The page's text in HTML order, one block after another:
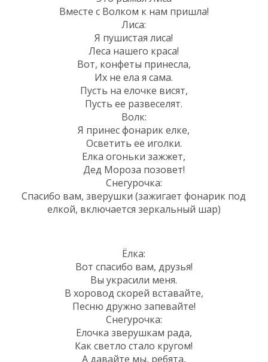
Вместе с Волком к нам пришла!
Лиса:
Я пушистая лиса!
Леса нашего краса!
Вот, конфеты принесла,
Их не ела я сама.
Пусть на елочке висят,
Пусть ее развеселят.
Волк:
Я принес фонарик елке,
Осветить ее иголки.
Елка огоньки зажжет,
Дед Мороза позовет!
Снегурочка:
Спасибо вам, зверушки (зажигает фонарик под
елкой, включается зеркальный шар)
Ёлка:
Вот спасибо вам, друзья!
Вы украсили меня.
В хоровод скорей вставайте,
Песню дружно запевайте!
Снегурочка:
Елочка зверушкам рада,
Как светло стало кругом!
А давайте мы, ребята,